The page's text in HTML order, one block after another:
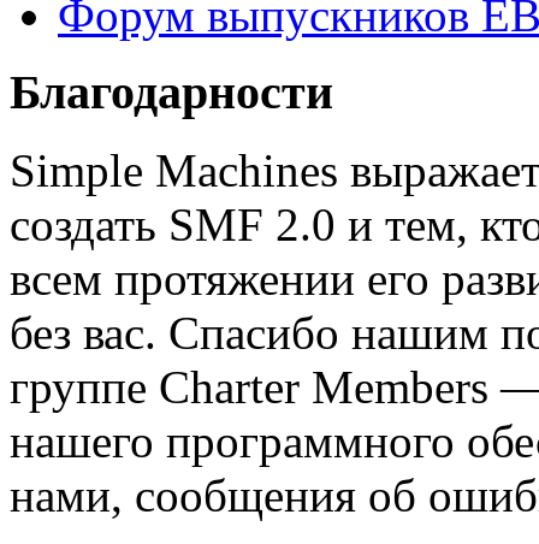
Форум выпускников
Благодарности
Simple Machines
создать SMF 2.0 и тем,
всем протяжении его
без вас. Спасибо нашим
группе Charter Members
нашего программного
нами, сообщения об